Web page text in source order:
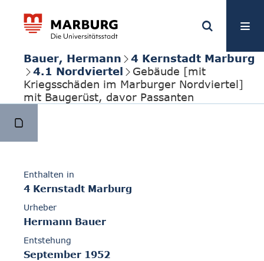
Bauer, Hermann
4 Kernstadt Marburg
4.1 Nordviertel
Gebäude [mit
Kriegsschäden im Marburger Nordviertel]
mit Baugerüst, davor Passanten
Enthalten in
4 Kernstadt Marburg
Urheber
Hermann Bauer
Entstehung
September 1952